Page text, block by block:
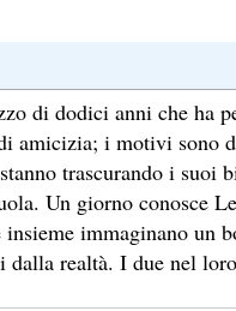
di dodici anni che ha
amicizia; i motivi sono
trascurando i suoi
Un giorno conosce
immaginano un
dalla realtà. I due nel